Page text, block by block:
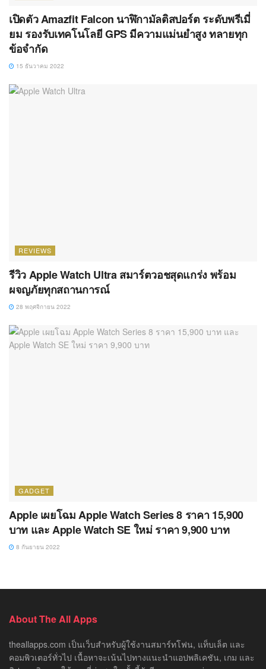
เปิดตัว Amazfit Falcon นาฬิกามัลติสปอร์ต ระดับพรีเมี่
ยม รองรับเทคโนโลยี GPS มีความแม่นยำสูง ทลายทุก
ข้อจำกัด
15 ธันวาคม 2022
REVIEWS
รีวิว Apple Watch Ultra สมาร์ตวอชสุดแกร่ง พร้อม
ผจญภัยทุกสถานการณ์
28 พฤศจิกายน 2022
GADGET
Apple เผยโฉม Apple Watch Series 8 ราคา 15,900
บาท และ Apple Watch SE ใหม่ ราคา 9,900 บาท
8 กันยายน 2022
About The All Apps
theallapps.com เป็นเว็บสำหรับผู้ใช้งานสมาร์ทโฟน, แท็บเล็ต และ
คอมพิวเตอร์ทั่วไป เนื้อหาจะเน้นไปทางแนะนำแอปพลิเคชัน, เกม และ